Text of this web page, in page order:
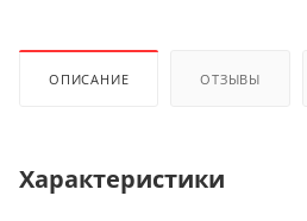
ОПИСАНИЕ ОТЗЫВЫ
Характеристики